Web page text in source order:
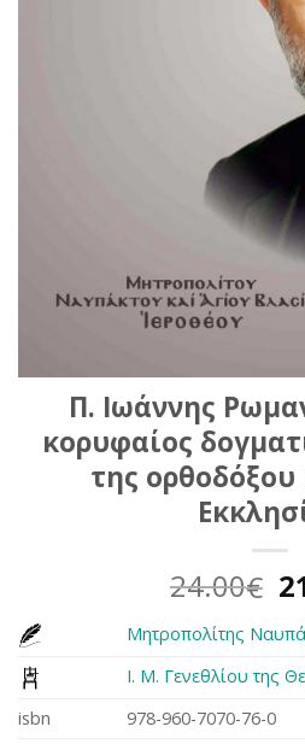
Π. Ιωάννης
κορυφαίος
της ορθοδόξου
24.00€
Μητροπολίτης
Ι. Μ. Γενεθλίου της
isbn
978-960-7070-76-0